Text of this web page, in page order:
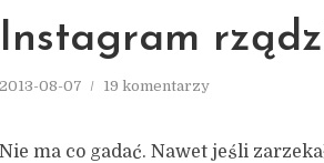
Instagram
2013-08-07 19 komentarzy
Nie ma co gadać. Nawet jeśli